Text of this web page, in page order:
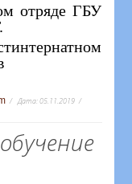
отряде ГБУ
Дата:05.11.2019